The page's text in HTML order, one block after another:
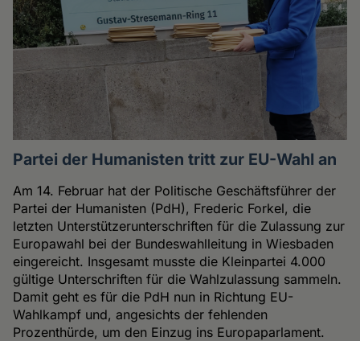
Partei der Humanisten tritt zur EU-Wahl an
Am 14. Februar hat der Politische Geschäftsführer der
Partei der Humanisten (PdH), Frederic Forkel, die
letzten Unterstützerunterschriften für die Zulassung zur
Europawahl bei der Bundeswahlleitung in Wiesbaden
eingereicht. Insgesamt musste die Kleinpartei 4.000
gültige Unterschriften für die Wahlzulassung sammeln.
Damit geht es für die PdH nun in Richtung EU-
Wahlkampf und, angesichts der fehlenden
Prozenthürde, um den Einzug ins Europaparlament.